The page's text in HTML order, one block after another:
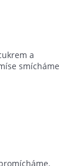
a
smícháme